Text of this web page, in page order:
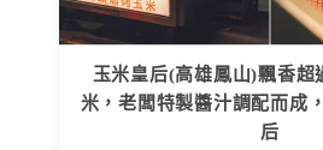
玉米皇后(高雄鳳山)飄香超
米，老闆特製醬汁調配而成
后